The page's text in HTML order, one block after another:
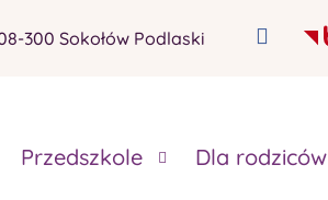
300 Sokołów Podlaski
Przedszkole Dla rodziców